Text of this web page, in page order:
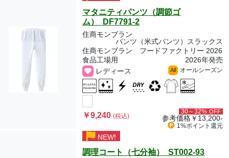
マタニティパンツ（調節ゴ
ム） DF7791-2
住商モンブラン
パンツ（米式パンツ）スラックス
住商モンブラン フードファクトリー 2026
食品工場用
2026年発売
レディース
All オールシーズン
￥9,240(税込)
30～32% OFF
参考価格￥13,200-
1%ポイント 還元
NEW!
調理コート（七分袖） ST002-93